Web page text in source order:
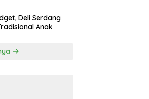
Deli Serdang
Anak